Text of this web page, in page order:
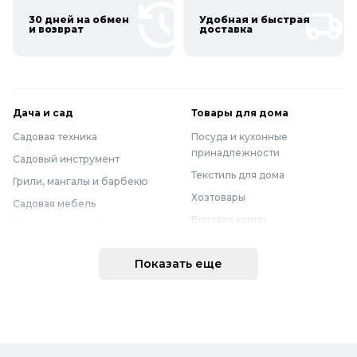
30 дней на обмен
и возврат
Удобная и быстрая
доставка
Дача и сад
Садовая техника
Садовый инструмент
Грили, мангалы и барбекю
Садовая мебель
Товары для дома
Посуда и кухонные
принадлежности
Текстиль для дома
Хозтовары
Бытовая химия
Мебель
Показать еще